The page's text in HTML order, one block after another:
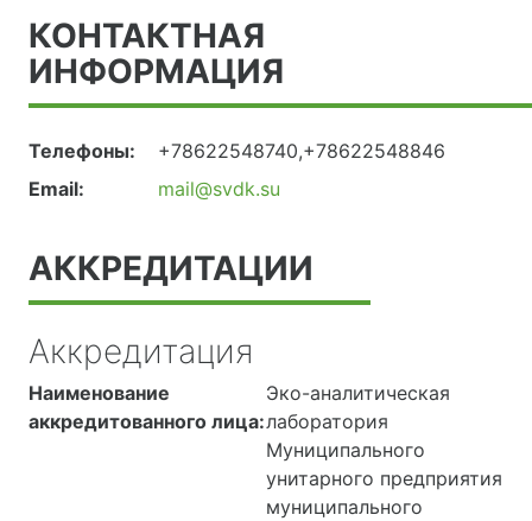
КОНТАКТНАЯ
ИНФОРМАЦИЯ
Телефоны:
+78622548740,+78622548846
Email:
mail@svdk.su
АККРЕДИТАЦИИ
Аккредитация
Наименование
аккредитованного лица:
Эко-аналитическая
лаборатория
Муниципального
унитарного предприятия
муниципального